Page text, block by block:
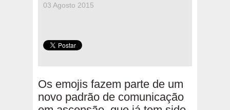
03 Agosto 2015
Os emojis fazem parte de um
novo padrão de comunicação